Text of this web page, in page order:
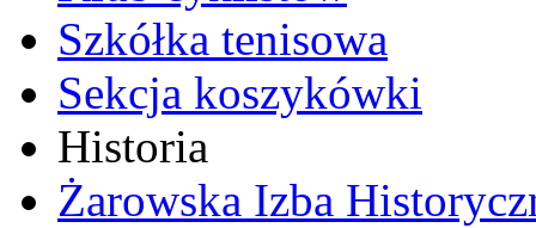
Szkółka tenisowa
Sekcja koszykówki
Historia
Żarowska Izba